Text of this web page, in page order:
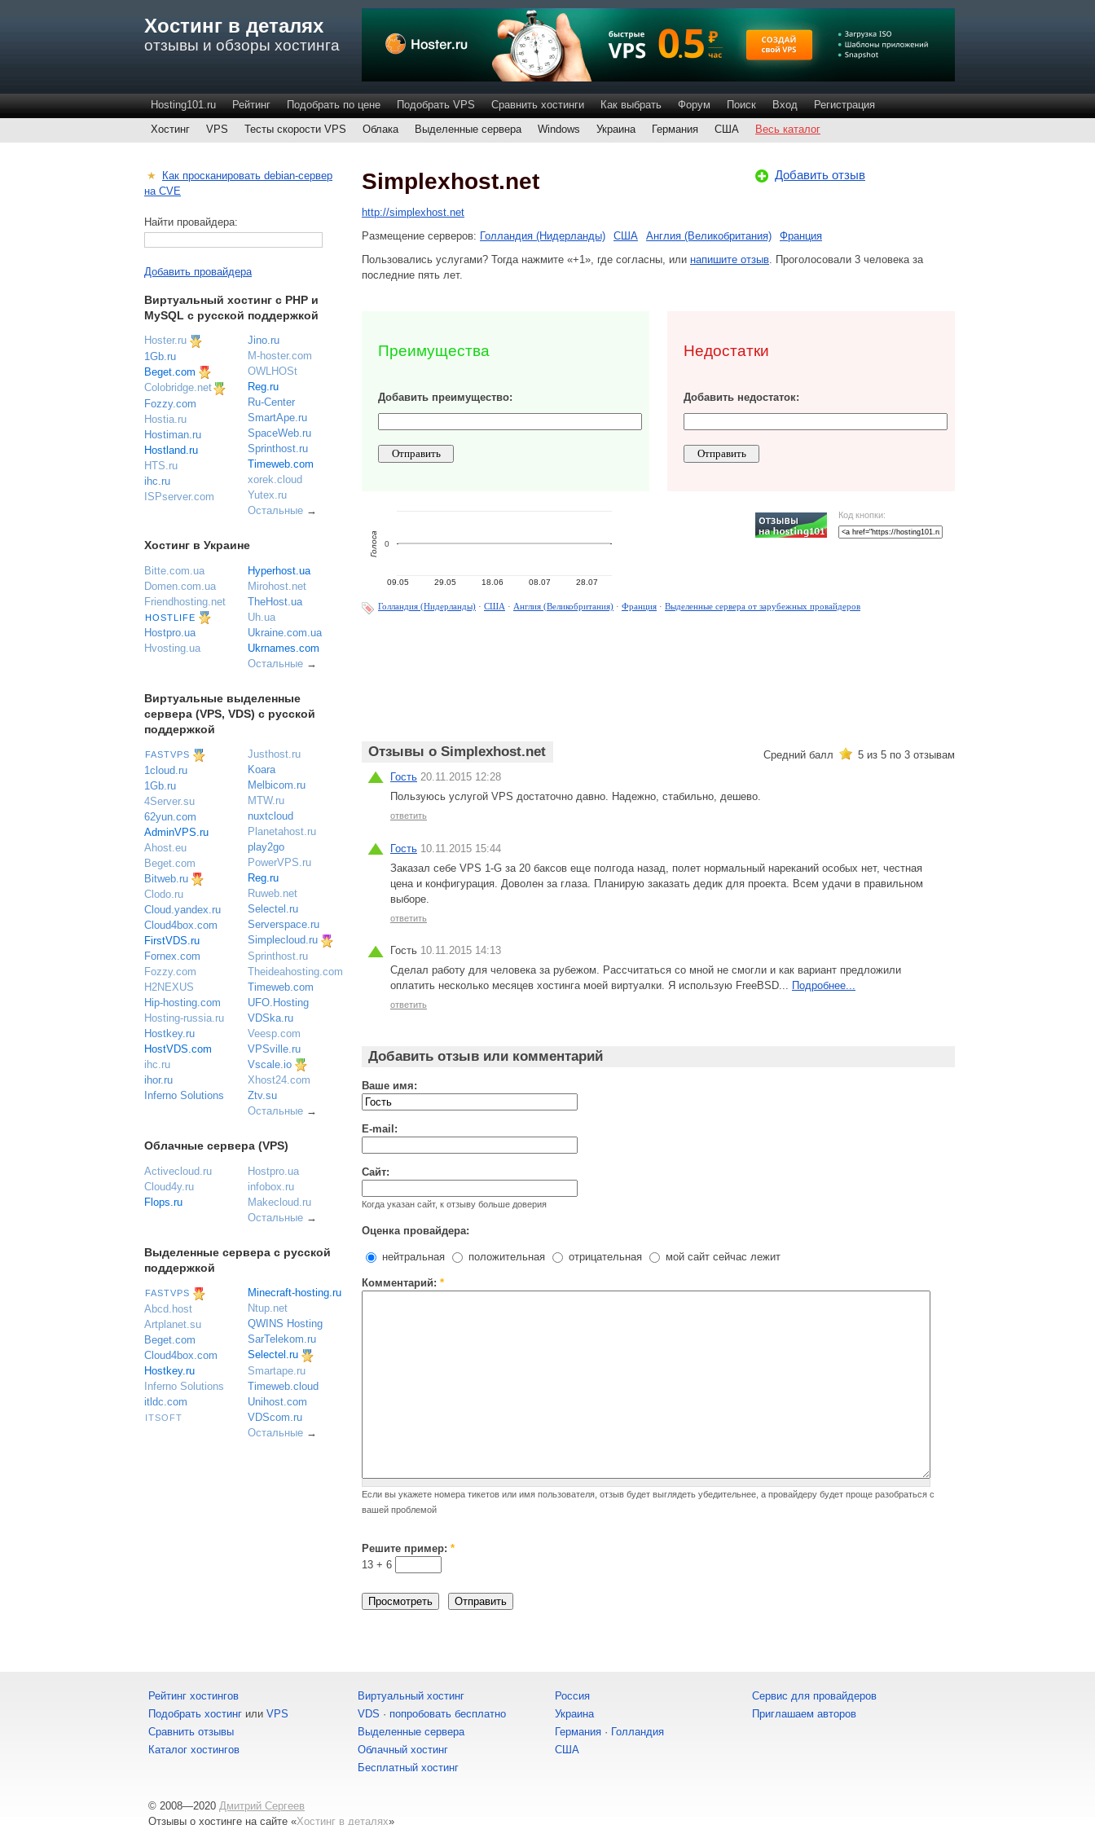
Хостинг в деталях
отзывы и обзоры хостинга
Hosting101.ru Рейтинг Подобрать по цене Подобрать VPS Сравнить хостинги Как выбрать Форум Поиск Вход
Регистрация
Хостинг
VPS Тесты скорости VPS Облака Выделенные сервера Windows Украина Германия США Весь каталог
Добавить отзыв
Simplexhost.net
http://simplexhost.net
Размещение серверов: Голландия (Нидерланды) США Англия (Великобритания)
Франция
Пользовались услугами? Тогда нажмите «+1», где согласны, или напишите отзыв. Проголосовали 3 человека за
последние пять лет.
Преимущества
Добавить преимущество:
Недостатки
Добавить недостаток:
Код кнопки:
09.05 29.05 18.06 08.07 28.07
0
Голоса
Голландия (Нидерланды) · США · Англия (Великобритания) · Франция · Выделенные сервера от зарубежных провайдеров
Отзывы о Simplexhost.net Средний балл 5 из 5 по 3 отзывам
Гость 20.11.2015 12:28
Пользуюсь услугой VPS достаточно давно. Надежно, стабильно, дешево.
ответить
Гость 10.11.2015 15:44
Заказал себе VPS 1-G за 20 баксов еще полгода назад, полет нормальный нареканий особых нет, честная
цена и конфигурация. Доволен за глаза. Планирую заказать дедик для проекта. Всем удачи в правильном
выборе.
ответить
Гость 10.11.2015 14:13
Сделал работу для человека за рубежом. Рассчитаться со мной не смогли и как вариант предложили
оплатить несколько месяцев хостинга моей виртуалки. Я использую FreeBSD... Подробнее...
ответить
Добавить отзыв или комментарий
Ваше имя:
E-mail:
Сайт:
Когда указан сайт, к отзыву больше доверия
Оценка провайдера:
нейтральная положительная отрицательная мой сайт сейчас лежит
Комментарий: *
Если вы укажете номера тикетов или имя пользователя, отзыв будет выглядеть убедительнее, а провайдеру будет проще разобраться с
вашей проблемой
Решите пример: *
13 + 6
★ Как просканировать debian-сервер
на CVE
Найти провайдера:
Добавить провайдера
Виртуальный хостинг c PHP и
MySQL с русской поддержкой
Hoster.ru
1Gb.ru
Beget.com
Colobridge.net
Fozzy.com
Hostia.ru
Hostiman.ru
Hostland.ru
HTS.ru
ihc.ru
ISPserver.com
Jino.ru
M-hoster.com
OWLHOSt
Reg.ru
Ru-Center
SmartApe.ru
SpaceWeb.ru
Sprinthost.ru
Timeweb.com
xorek.cloud
Yutex.ru
Остальные →
Хостинг в Украине
Bitte.com.ua
Domen.com.ua
Friendhosting.net
HOSTLIFE
Hostpro.ua
Hvosting.ua
Hyperhost.ua
Mirohost.net
TheHost.ua
Uh.ua
Ukraine.com.ua
Ukrnames.com
Остальные →
Виртуальные выделенные
сервера (VPS, VDS) с русской
поддержкой
FASTVPS
1cloud.ru
1Gb.ru
4Server.su
62yun.com
AdminVPS.ru
Ahost.eu
Beget.com
Bitweb.ru
Clodo.ru
Cloud.yandex.ru
Cloud4box.com
FirstVDS.ru
Fornex.com
Fozzy.com
H2NEXUS
Hip-hosting.com
Hosting-russia.ru
Hostkey.ru
HostVDS.com
ihc.ru
ihor.ru
Inferno Solutions
Justhost.ru
Koara
Melbicom.ru
MTW.ru
nuxtcloud
Planetahost.ru
play2go
PowerVPS.ru
Reg.ru
Ruweb.net
Selectel.ru
Serverspace.ru
Simplecloud.ru
Sprinthost.ru
Theideahosting.com
Timeweb.com
UFO.Hosting
VDSka.ru
Veesp.com
VPSville.ru
Vscale.io
Xhost24.com
Ztv.su
Остальные →
Облачные сервера (VPS)
Activecloud.ru
Cloud4y.ru
Flops.ru
Hostpro.ua
infobox.ru
Makecloud.ru
Остальные →
Выделенные сервера с русской
поддержкой
FASTVPS
Abcd.host
Artplanet.su
Beget.com
Cloud4box.com
Hostkey.ru
Inferno Solutions
itldc.com
ITSOFT
Minecraft-hosting.ru
Ntup.net
QWINS Hosting
SarTelekom.ru
Selectel.ru
Smartape.ru
Timeweb.cloud
Unihost.com
VDScom.ru
Остальные →
Рейтинг хостингов
Подобрать хостинг или VPS
Сравнить отзывы
Каталог хостингов
Виртуальный хостинг
VDS · попробовать бесплатно
Выделенные сервера
Облачный хостинг
Бесплатный хостинг
Россия
Украина
Германия · Голландия
США
Сервис для провайдеров
Приглашаем авторов
© 2008—2020 Дмитрий Сергеев
Отзывы о хостинге на сайте «Хостинг в деталях»